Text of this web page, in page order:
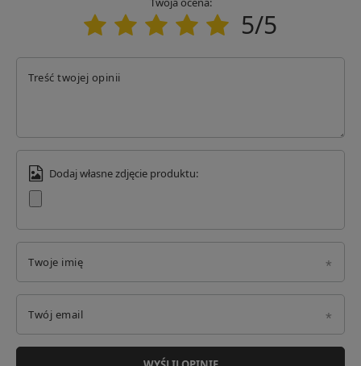
5/5
Treść twojej opinii
Dodaj własne zdjęcie produktu:
Twoje imię
Twój email